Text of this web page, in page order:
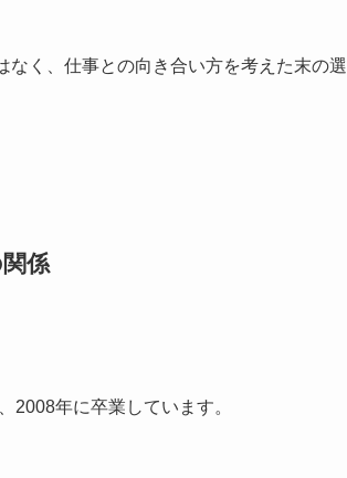
く、仕事との向き合い方を考えた末の選
係
2008年に卒業しています。